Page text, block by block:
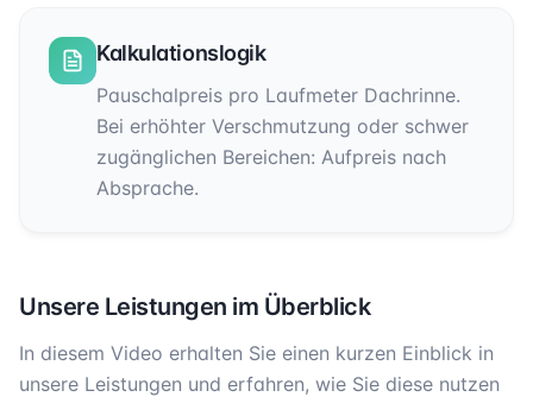
Kalkulationslogik
Pauschalpreis pro Laufmeter Dachrinne.
Bei erhöhter Verschmutzung oder schwer
zugänglichen Bereichen: Aufpreis nach
Absprache.
Unsere Leistungen im Überblick
In diesem Video erhalten Sie einen kurzen Einblick in
unsere Leistungen und erfahren, wie Sie diese nutzen